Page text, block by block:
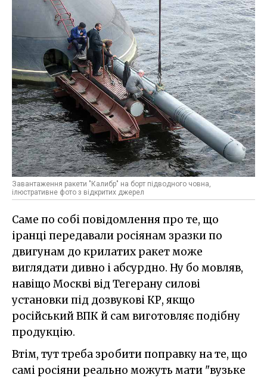
Завантаження ракети "Калибр" на борт підводного човна,
ілюстративне фото з відкритих джерел
Саме по собі повідомлення про те, що
іранці передавали росіянам зразки по
двигунам до крилатих ракет може
виглядати дивно і абсурдно. Ну бо мовляв,
навіщо Москві від Тегерану силові
установки під дозвукові КР, якщо
російський ВПК й сам виготовляє подібну
продукцію.
Втім, тут треба зробити поправку на те, що
самі росіяни реально можуть мати "вузьке